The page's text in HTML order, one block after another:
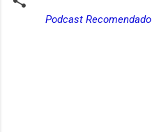
Podcast Recomendado